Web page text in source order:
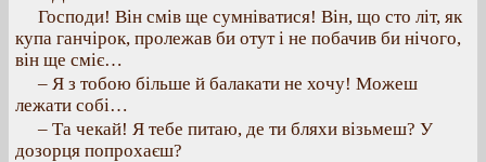
Господи! Він смів ще сумніватися! Він, що сто літ, як
купа ганчірок, пролежав би отут і не побачив би нічого,
він ще сміє…
– Я з тобою більше й балакати не хочу! Можеш
лежати собі…
– Та чекай! Я тебе питаю, де ти бляхи візьмеш? У
дозорця попрохаєш?